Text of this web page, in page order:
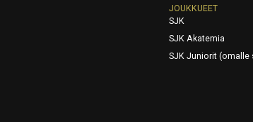
JOUKKUEET
SJK
SJK Akatemia
SJK Juniorit (omalle